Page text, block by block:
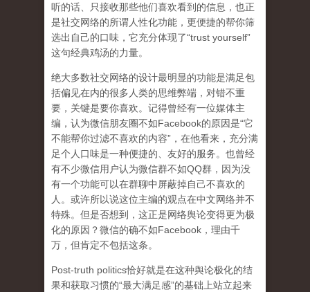
听的话、只接收那些他们喜欢看到的信息，也正
是社交网络的所谓人性化功能，更便捷的帮你筛
选出自己的口味，它充分体现了“trust yourself”
这句经典鸡汤的力量。
绝大多数社交网络的设计最明显的功能是满足包
括偏见在内的很多人类的思维弊端，对错不重
要，关键是要你喜欢。记得曾经有一位媒体主
编，认为微信朋友圈不如Facebook的原因是“它
不能帮你过滤不喜欢的内容”，在他看来，充分满
足个人口味是一种便捷的、友好的服务。也曾经
有不少微信用户认为微信群不如QQ群，因为没
有一个功能可以在群聊中屏蔽掉自己不喜欢的
人。或许所以说这位主编的观点在中文网络并不
特殊。但是否想到，这正是网络舆论变得更为极
化的原因？微信的确不如Facebook，理由千
万，但肯定不包括这条。
Post-truth politics恰好就是在这种舆论极化的结
果和获取习惯的“最大满足感”的基础上站立起来